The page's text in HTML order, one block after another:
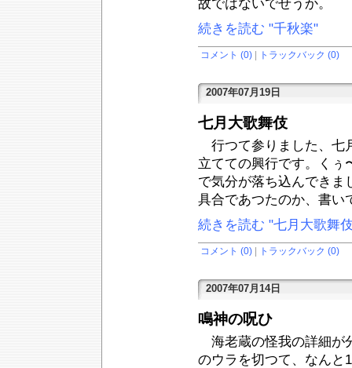
故ではないでせうか。
続きを読む "千秋楽"
コメント (0) トラックバック (0)
2007年07月19日
七月大歌舞伎
行つて参りました、七
立てての興行です。く
で気分が落ち込んできま
具合であつたのか、書い
続きを読む "七月大歌舞
コメント (0) トラックバック (0)
2007年07月14日
鳴神の呪ひ
海老蔵の怪我の詳細が
のウラを切つて、なん